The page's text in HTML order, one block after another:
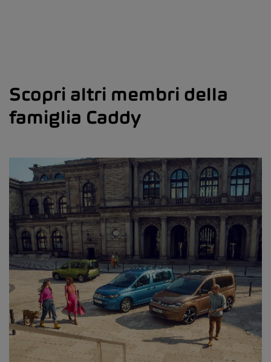
Scopri altri membri della
famiglia Caddy